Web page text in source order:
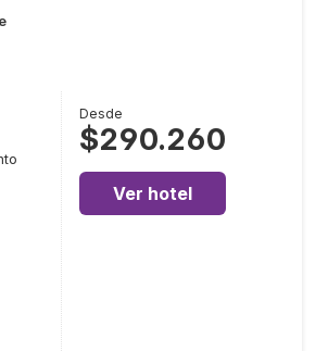
Desde
$290.260
Ver hotel